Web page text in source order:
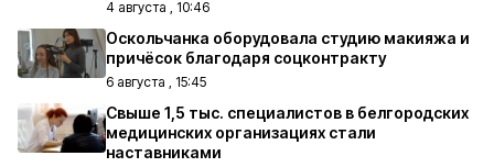
4 августа , 10:46
Оскольчанка оборудовала студию макияжа и
причёсок благодаря соцконтракту
6 августа , 15:45
Свыше 1,5 тыс. специалистов в белгородских
медицинских организациях стали
наставниками